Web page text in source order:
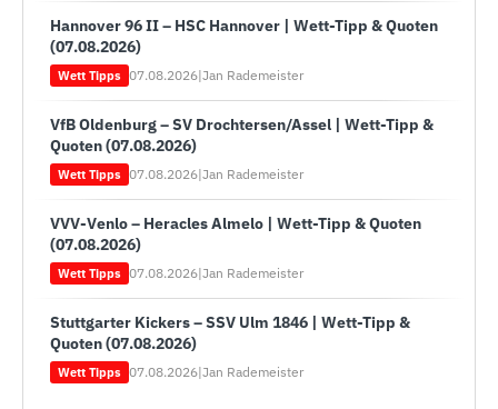
Hannover 96 II – HSC Hannover | Wett-Tipp & Quoten
(07.08.2026)
Wett Tipps 07.08.2026|Jan Rademeister
VfB Oldenburg – SV Drochtersen/Assel | Wett-Tipp &
Quoten (07.08.2026)
Wett Tipps 07.08.2026|Jan Rademeister
VVV-Venlo – Heracles Almelo | Wett-Tipp & Quoten
(07.08.2026)
Wett Tipps 07.08.2026|Jan Rademeister
Stuttgarter Kickers – SSV Ulm 1846 | Wett-Tipp &
Quoten (07.08.2026)
Wett Tipps 07.08.2026|Jan Rademeister